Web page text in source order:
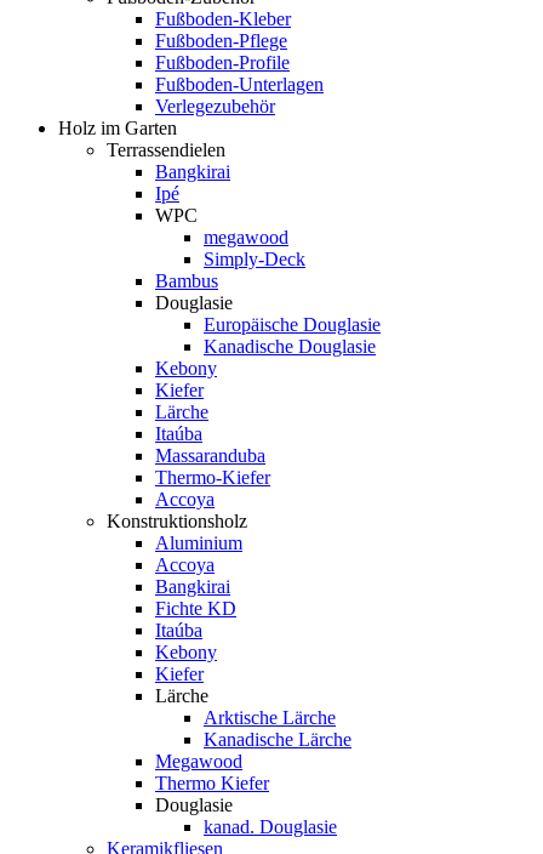
Fußboden-Kleber
Fußboden-Pflege
Fußboden-Profile
Fußboden-Unterlagen
Verlegezubehör
Holz im Garten
Terrassendielen
Bangkirai
Ipé
WPC
megawood
Simply-Deck
Bambus
Douglasie
Europäische Douglasie
Kanadische Douglasie
Kebony
Kiefer
Lärche
Itaúba
Massaranduba
Thermo-Kiefer
Accoya
Konstruktionsholz
Aluminium
Accoya
Bangkirai
Fichte KD
Itaúba
Kebony
Kiefer
Lärche
Arktische Lärche
Kanadische Lärche
Megawood
Thermo Kiefer
Douglasie
kanad. Douglasie
Keramikfliesen